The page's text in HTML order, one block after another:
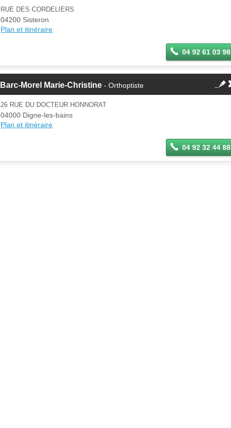
RUE DES CORDELIERS
04200 Sisteron
Plan et itinéraire
04 92 61 03 98
Barc-Morel Marie-Christine - Orthoptiste
26 RUE DU DOCTEUR HONNORAT
04000 Digne-les-bains
Plan et itinéraire
04 92 32 44 88